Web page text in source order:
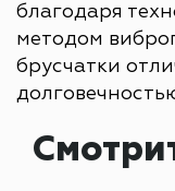
благодаря
методом
брусчатки